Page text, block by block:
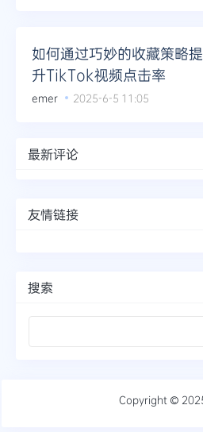
如何通过巧妙的收藏策略提
升TikTok视频点击率
emer 2025-6-5 11:05
最新评论
友情链接
搜索
Copyright ©